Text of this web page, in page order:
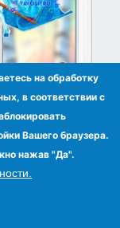
на обработку
в соответствии с
Вашего браузера.
нажав "Да".